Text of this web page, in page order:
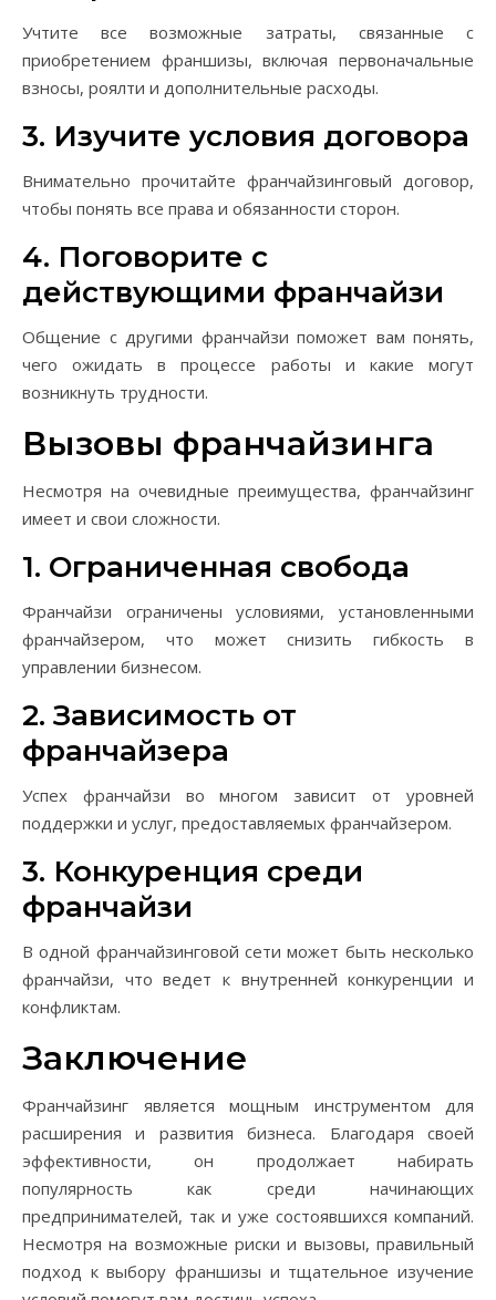
Учтите все возможные затраты, связанные с
приобретением франшизы, включая первоначальные
взносы, роялти и дополнительные расходы.
3. Изучите условия договора
Внимательно прочитайте франчайзинговый договор,
чтобы понять все права и обязанности сторон.
4. Поговорите с
действующими франчайзи
Общение с другими франчайзи поможет вам понять,
чего ожидать в процессе работы и какие могут
возникнуть трудности.
Вызовы франчайзинга
Несмотря на очевидные преимущества, франчайзинг
имеет и свои сложности.
1. Ограниченная свобода
Франчайзи ограничены условиями, установленными
франчайзером, что может снизить гибкость в
управлении бизнесом.
2. Зависимость от
франчайзера
Успех франчайзи во многом зависит от уровней
поддержки и услуг, предоставляемых франчайзером.
3. Конкуренция среди
франчайзи
В одной франчайзинговой сети может быть несколько
франчайзи, что ведет к внутренней конкуренции и
конфликтам.
Заключение
Франчайзинг является мощным инструментом для
расширения и развития бизнеса. Благодаря своей
эффективности, он продолжает набирать
популярность как среди начинающих
предпринимателей, так и уже состоявшихся компаний.
Несмотря на возможные риски и вызовы, правильный
подход к выбору франшизы и тщательное изучение